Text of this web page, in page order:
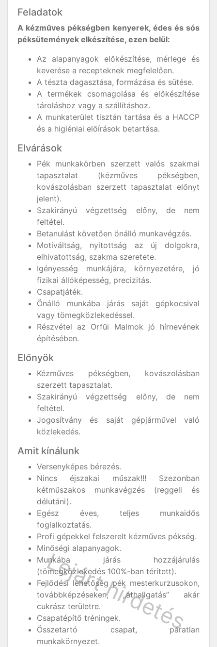
Feladatok
A kézműves pékségben kenyerek, édes és sós
péksütemények elkészítése, ezen belül:
Az alapanyagok előkészítése, mérlege és
keverése a recepteknek megfelelően.
A tészta dagasztása, formázása és sütése.
A termékek csomagolása és előkészítése
tároláshoz vagy a szállításhoz.
A munkaterület tisztán tartása és a HACCP
és a higiéniai előírások betartása.
Elvárások
Pék munkakörben szerzett valós szakmai
tapasztalat (kézműves pékségben,
kovászolásban szerzett tapasztalat előnyt
jelent).
Szakirányú végzettség előny, de nem
feltétel.
Betanulást követően önálló munkavégzés.
Motiváltság, nyitottság az új dolgokra,
elhivatottság, szakma szeretete.
Igényesség munkájára, környezetére, jó
fizikai állóképesség, precizitás.
Csapatjáték.
Önálló munkába járás saját gépkocsival
vagy tömegközlekedéssel.
Részvétel az Orfűi Malmok jó hírnevének
építésében.
Előnyök
Kézműves pékségben, kovászolásban
szerzett tapasztalat.
Szakirányú végzettség előny, de nem
feltétel.
Jogosítvány és saját gépjárművel való
közlekedés.
Amit kínálunk
Versenyképes bérezés.
Nincs éjszakai műszak!!! Szezonban
kétműszakos munkavégzés (reggeli és
délutáni).
Egész éves, teljes munkaidős
foglalkoztatás.
Profi gépekkel felszerelt kézműves pékség.
Minőségi alapanyagok.
Munkába járás hozzájárulás
(tömegközlekedés 100%-ban térített).
Fejlődési lehetőség pék mesterkurzusokon,
továbbképzéseken, „áthallgatás” akár
cukrász területre.
Csapatépítő tréningek.
Összetartó csapat, páratlan
munkakörnyezet.